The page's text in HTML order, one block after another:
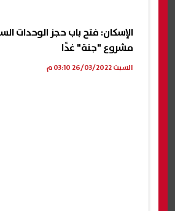
الإسكان: فتح باب حجز الوحدات
مشروع "جنة" غدًا
السبت 26/03/2022 03:10 م